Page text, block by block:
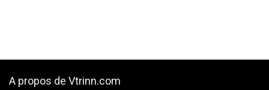
A propos de Vtrinn.com